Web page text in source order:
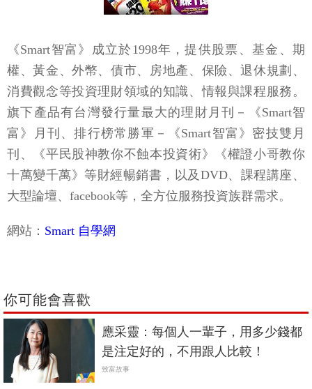
《Smart智富》成立於1998年，提供股票、基金、期
權、黃金、外幣、債市、房地產、保險、退休規劃、
消費觀念等投資理財領域的知識、情報與課程服務。
旗下產品有台灣發行量最大的理財月刊－《Smart智
富》月刊、排行榜常勝軍－《Smart智富》密技雙月
刊、《平民股神教你不蝕本投資術》《權證小哥教你
十萬變千萬》等財經暢銷書，以及DVD、課程講座、
大型論壇、facebook等，全方位服務投資族群需求。
網站： Smart 自學網
你可能會喜歡
應采靈：每個人一輩子，用多少錢都
是注定好的，不用跟人比較！
致富故事